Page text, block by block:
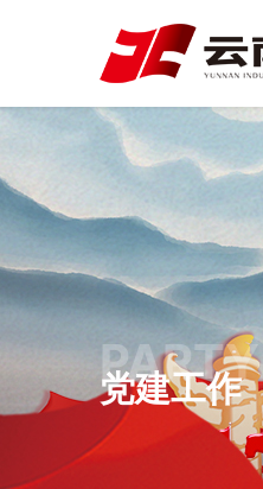
党建工作